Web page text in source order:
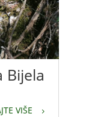
Bijela
VIŠE